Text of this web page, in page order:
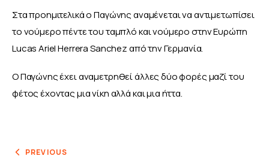
Στα προημιτελικά ο Παγώνης αναμένεται να αντιμετωπίσει
το νούμερο πέντε του ταμπλό και νούμερο στην Ευρώπη
Lucas Ariel Herrera Sanchez από την Γερμανία.
Ο Παγώνης έχει αναμετρηθεί άλλες δύο φορές μαζί του
φέτος έχοντας μια νίκη αλλά και μια ήττα.
PREVIOUS